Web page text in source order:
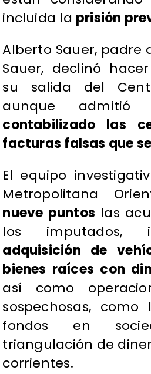
incluida la prisión
Alberto Sauer, padre
Sauer, declinó
su salida del
aunque
contabilizado las
facturas falsas que
El equipo
Metropolitana
nueve puntos las
los imputados,
adquisición de
bienes raíces con
así como
sospechosas,
fondos en
triangulación de
corrientes.